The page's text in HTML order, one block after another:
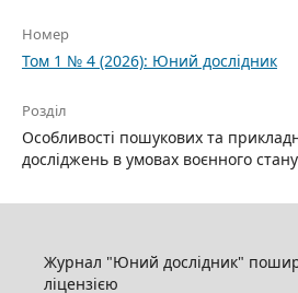
Номер
Том 1 № 4 (2026): Юний дослідник
Розділ
Особливості пошукових та
досліджень в умовах воєнного стану
Журнал "Юний дослідник"
ліцензією